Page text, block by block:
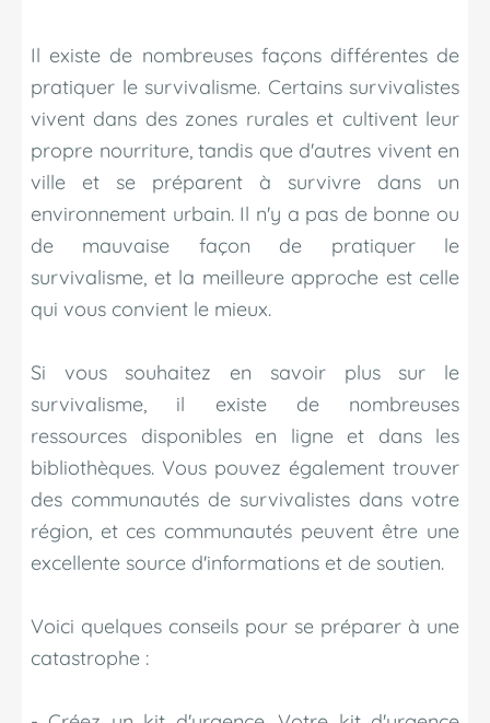
Il existe de nombreuses façons différentes de
pratiquer le survivalisme. Certains survivalistes
vivent dans des zones rurales et cultivent leur
propre nourriture, tandis que d'autres vivent en
ville et se préparent à survivre dans un
environnement urbain. Il n'y a pas de bonne ou
de mauvaise façon de pratiquer le
survivalisme, et la meilleure approche est celle
qui vous convient le mieux.
Si vous souhaitez en savoir plus sur le
survivalisme, il existe de nombreuses
ressources disponibles en ligne et dans les
bibliothèques. Vous pouvez également trouver
des communautés de survivalistes dans votre
région, et ces communautés peuvent être une
excellente source d'informations et de soutien.
Voici quelques conseils pour se préparer à une
catastrophe :